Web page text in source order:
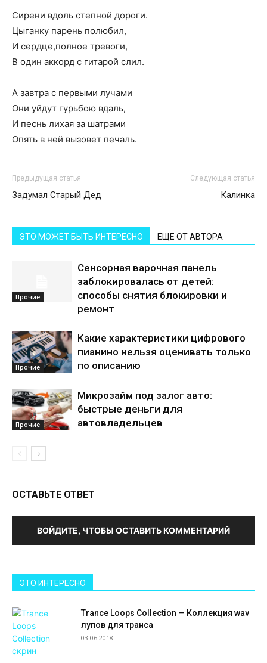
Сирени вдоль степной дороги.
Цыганку парень полюбил,
И сердце,полное тревоги,
В один аккорд с гитарой слил.
А завтра с первыми лучами
Они уйдут гурьбою вдаль,
И песнь лихая за шатрами
Опять в ней вызовет печаль.
Предыдущая статья
Задумал Старый Дед
Следующая статья
Калинка
ЭТО МОЖЕТ БЫТЬ ИНТЕРЕСНО ЕЩЕ ОТ АВТОРА
Прочие
Сенсорная варочная панель
заблокировалась от детей:
способы снятия блокировки и
ремонт
Прочие
Какие характеристики цифрового
пианино нельзя оценивать только
по описанию
Прочие
Микрозайм под залог авто:
быстрые деньги для
автовладельцев
ОСТАВЬТЕ ОТВЕТ
ВОЙДИТЕ, ЧТОБЫ ОСТАВИТЬ КОММЕНТАРИЙ
ЭТО ИНТЕРЕСНО
Trance Loops Collection — Коллекция wav
лупов для транса
03.06.2018